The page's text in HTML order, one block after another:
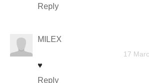
Reply
MILEX
17
♥
Reply